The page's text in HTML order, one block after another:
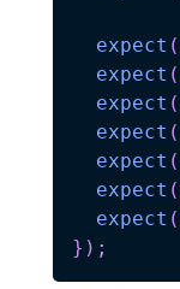
expect (
expect (
expect (
expect (
expect (
expect (
expect (
} ) ;